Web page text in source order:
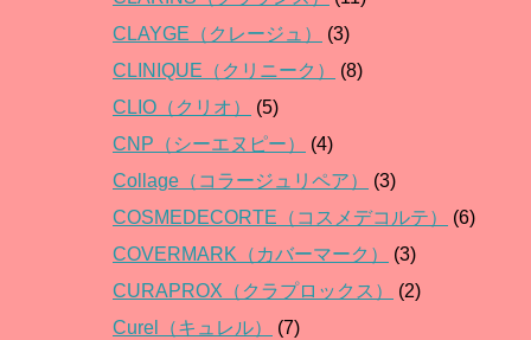
CLAYGE（クレージュ）
(3)
CLINIQUE（クリニーク）
(8)
CLIO（クリオ）
(5)
CNP（シーエヌピー）
(4)
Collage（コラージュリペア）
(3)
COSMEDECORTE（コスメデコルテ）
(6)
COVERMARK（カバーマーク）
(3)
CURAPROX（クラプロックス）
(2)
Curel（キュレル）
(7)